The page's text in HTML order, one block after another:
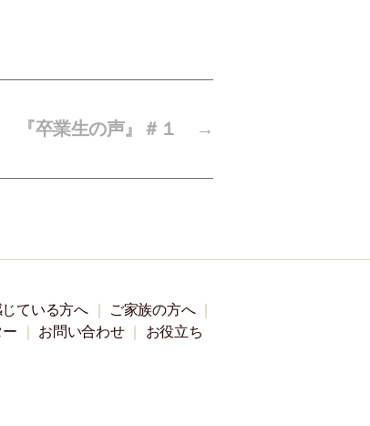
→
卒業生の声』＃１
ている方へ
ご家族の方へ
お問い合わせ
お役立ち